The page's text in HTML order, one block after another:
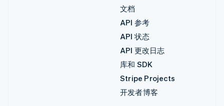
文档
API 参考
API 状态
API 更改日志
库和 SDK
Stripe Projects
开发者博客